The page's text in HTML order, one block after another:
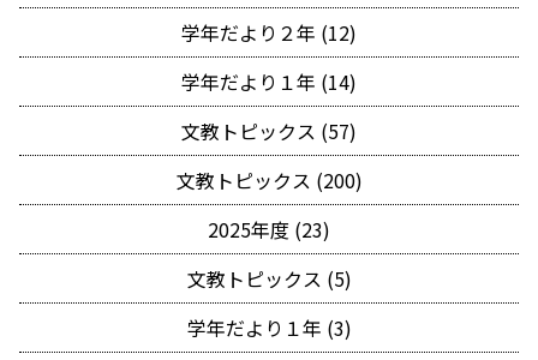
学年だより２年 (12)
学年だより１年 (14)
文教トピックス (57)
文教トピックス (200)
2025年度 (23)
文教トピックス (5)
学年だより１年 (3)